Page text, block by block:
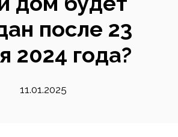
после 23
2024 года?
11.01.2025